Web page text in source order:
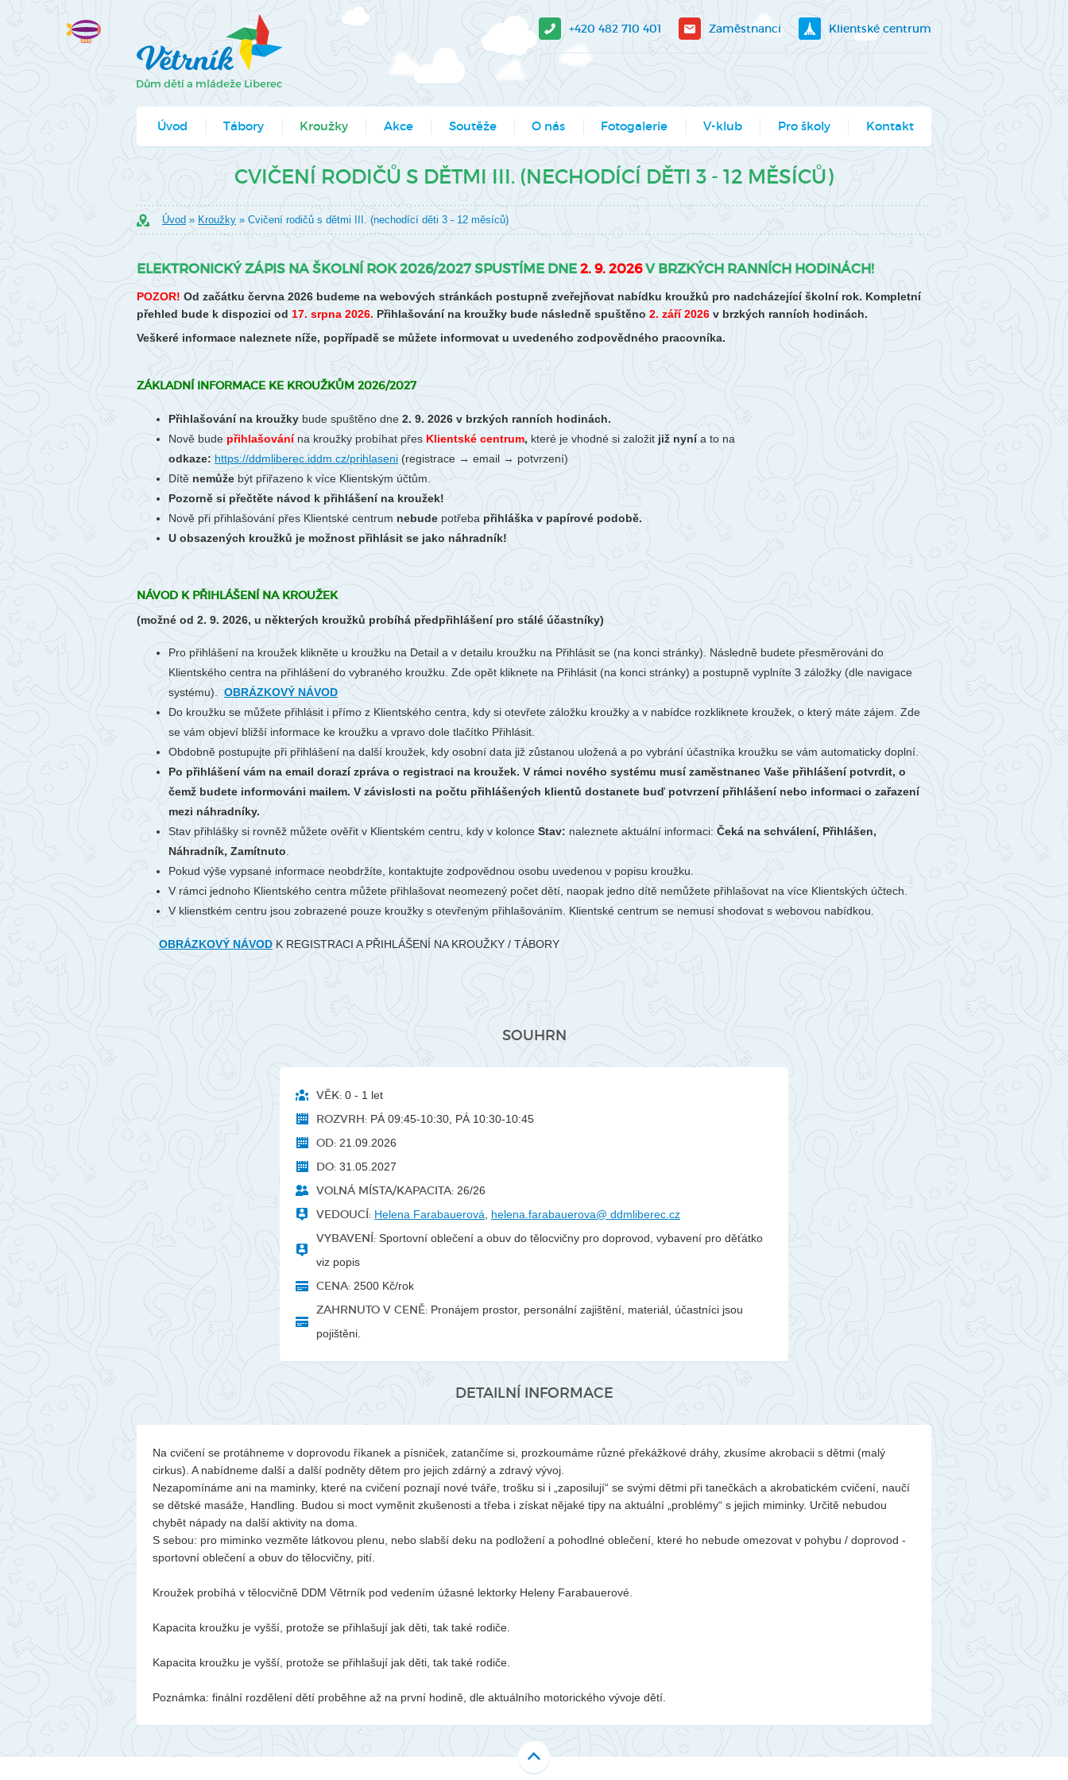
+420 482 710 401 Zaměstnanci Klientské centrum
Úvod Tábory Kroužky
Jak se přihlásit?
Formuláře ke stažení
Akce Soutěže
Moje město Liberec
Umělecké přehlídky
Výsledky soutěží MŠMT -
O nás
Aktuality
Podcasty
Povedlo se
Dokumenty
Činnosti
Zaměstnanci
Hledáme nové kolegy
Projekty
Fotogalerie
Akce
Kroužky
Kurzy, semináře
Programy pro školy
Projekty
Soutěže
V-Klub
V-klub
V-klubík
Tábory
Programy pro školy
Soutěž Moje město
Liberec
Akce ve Véčku
Městský parlament
Liberec
Kontakty
Fotogalerie
O nás
Pro školy Kontakt
CVIČENÍ RODIČŮ S DĚTMI III. (NECHODÍCÍ DĚTI 3 - 12 MĚSÍCŮ)
Úvod » Kroužky » Cvičení rodičů s dětmi III. (nechodící děti 3 - 12 měsíců)
ELEKTRONICKÝ ZÁPIS NA ŠKOLNÍ ROK 2026/2027 SPUSTÍME DNE2. 9. 2026V BRZKÝCH RANNÍCH HODINÁCH!
POZOR! Od začátku června 2026 budeme na webových stránkách postupně zveřejňovat nabídku kroužků pro nadcházející školní rok. Kompletní
přehled bude k dispozici od 17. srpna 2026. Přihlašování na kroužky bude následně spuštěno 2. září 2026 v brzkých ranních hodinách.
Veškeré informace naleznete níže, popřípadě se můžete informovat u uvedeného zodpovědného pracovníka.
ZÁKLADNÍ INFORMACE KE KROUŽKŮM 2026/2027
Přihlašování na kroužky bude spuštěno dne 2. 9. 2026 v brzkých ranních hodinách.
Nově bude přihlašovánína kroužky probíhat přes Klientské centrum, které je vhodné si založit již nynía to na
odkaze:https://ddmliberec.iddm.cz/prihlaseni (registrace → email → potvrzení)
Dítě nemůže být přiřazeno k více Klientským účtům.
Pozorně si přečtěte návod k přihlášení na kroužek!
Nově při přihlašování přes Klientské centrum nebude potřeba přihláška v papírové podobě.
U obsazených kroužků je možnost přihlásit se jako náhradník!
NÁVOD K PŘIHLÁŠENÍ NA KROUŽEK
(možné od 2. 9. 2026, u některých kroužků probíhá předpřihlášení pro stálé účastníky)
Pro přihlášení na kroužek klikněte u kroužku na Detail a v detailu kroužku na Přihlásit se (na konci stránky). Následně budete přesměrováni do
Klientského centra na přihlášení do vybraného kroužku. Zde opět kliknete na Přihlásit (na konci stránky) a postupně vyplníte 3 záložky (dle navigace
systému).OBRÁZKOVÝ NÁVOD
Do kroužku se můžete přihlásit i přímo z Klientského centra, kdy si otevřete záložku kroužky a v nabídce rozkliknete kroužek, o který máte zájem. Zde
se vám objeví bližší informace ke kroužku a vpravo dole tlačítko Přihlásit.
Obdobně postupujte při přihlášení na další kroužek, kdy osobní data již zůstanou uložená a po vybrání účastníka kroužku se vám automaticky doplní.
Po přihlášení vám na email dorazí zpráva o registraci na kroužek. V rámci nového systému musí zaměstnanec Vaše přihlášení potvrdit, o
čemž budete informováni mailem. V závislosti na počtu přihlášených klientů dostanete buď potvrzení přihlášení nebo informaci o zařazení
mezi náhradníky.
Stav přihlášky si rovněž můžete ověřit v Klientském centru, kdy v kolonce Stav: naleznete aktuální informaci: Čeká na schválení, Přihlášen,
Náhradník, Zamítnuto
Pokud výše vypsané informace neobdržíte, kontaktujte zodpovědnou osobu uvedenou v popisu kroužku.
V rámci jednoho Klientského centra můžete přihlašovat neomezený počet dětí, naopak jedno dítě nemůžete přihlašovat na více Klientských účtech.
V klienstkém centru jsou zobrazené pouze kroužky s otevřeným přihlašováním. Klientské centrum se nemusí shodovat s webovou nabídkou.
OBRÁZKOVÝ NÁVODK REGISTRACI A PŘIHLÁŠENÍ NA KROUŽKY / TÁBORY
SOUHRN
VĚK: 0 - 1 let
ROZVRH: PÁ 09:45-10:30, PÁ 10:30-10:45
OD: 21.09.2026
DO: 31.05.2027
VOLNÁ MÍSTA/KAPACITA: 26/26
VEDOUCÍ: Helena Farabauerová helena.farabauerova@ ddmliberec.cz
VYBAVENÍ: Sportovní oblečení a obuv do tělocvičny pro doprovod, vybavení pro děťátko
viz popis
CENA: 2500 Kč/rok
ZAHRNUTO V CENĚ: Pronájem prostor, personální zajištění, materiál, účastníci jsou
pojištěni.
DETAILNÍ INFORMACE
Na cvičení se protáhneme v doprovodu říkanek a písniček, zatančíme si, prozkoumáme různé překážkové dráhy, zkusíme akrobacii s dětmi (malý
cirkus). A nabídneme další a další podněty dětem pro jejich zdárný a zdravý vývoj.
Nezapomínáme ani na maminky, které na cvičení poznají nové tváře, trošku si i „zaposilují“ se svými dětmi při tanečkách a akrobatickém cvičení, naučí
se dětské masáže, Handling. Budou si moct vyměnit zkušenosti a třeba i získat nějaké tipy na aktuální „problémy“ s jejich miminky. Určitě nebudou
chybět nápady na další aktivity na doma.
S sebou: pro miminko vezměte látkovou plenu, nebo slabší deku na podložení a pohodlné oblečení, které ho nebude omezovat v pohybu / doprovod -
sportovní oblečení a obuv do tělocvičny, pití.
Kroužek probíhá v tělocvičně DDM Větrník pod vedením úžasné lektorky Heleny Farabauerové.
Kapacita kroužku je vyšší, protože se přihlašují jak děti, tak také rodiče.
Kapacita kroužku je vyšší, protože se přihlašují jak děti, tak také rodiče.
Poznámka: finální rozdělení dětí proběhne až na první hodině, dle aktuálního motorického vývoje dětí.